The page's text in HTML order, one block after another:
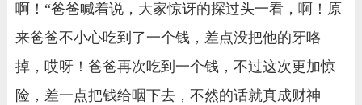
啊！“爸爸喊着说，大家惊讶的探过头一看，啊！原
来爸爸不小心吃到了一个钱，差点没把他的牙咯
掉，哎呀！爸爸再次吃到一个钱，不过这次更加惊
险，差一点把钱给咽下去，不然的话就真成财神